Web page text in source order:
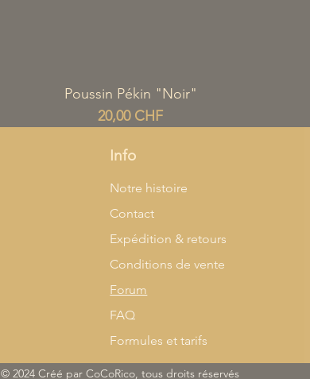
Poussin Pékin "Noir"
Prix
20,00 CHF
Info
Notre histoire
Contact
Expédition & retours
Conditions de vente
Forum
FAQ
Formules et tarifs
© 2024 Créé par CoCoRico, tous droits réservés